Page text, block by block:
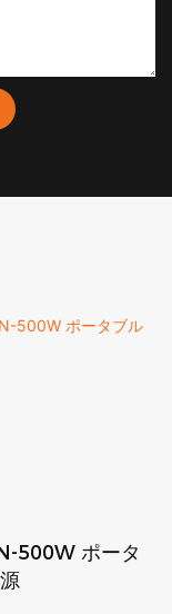
500W ポータ